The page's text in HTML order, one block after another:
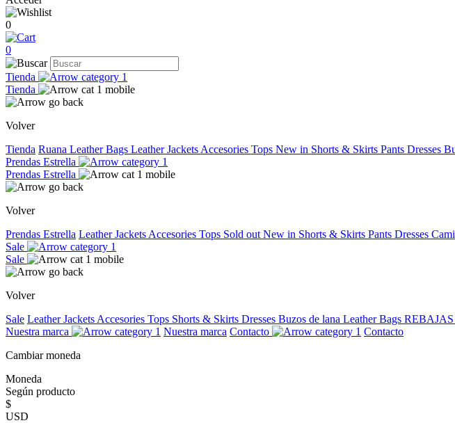
0
0
Tienda
Tienda
Volver
Tienda Ruana Leather Bags Leather Jackets Accesories Tops New in Shorts & Skirts Pants Dresses
Prendas Estrella
Prendas Estrella
Volver
Prendas Estrella Leather Jackets Accesories Tops Sold out New in Shorts & Skirts Pants Dresses
Sale
Sale
Volver
Sale Leather Jackets Accesories Tops Shorts & Skirts Dresses Buzos de lana Leather Bags REBAJAS
Nuestra marca
Nuestra marca Contacto
Contacto
Cambiar moneda
Moneda
Según producto
$
USD